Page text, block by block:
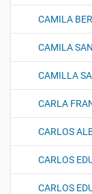
CAMILA
CAMILA
CAMILLA
CARLA
CARLOS
CARLOS
CARLOS